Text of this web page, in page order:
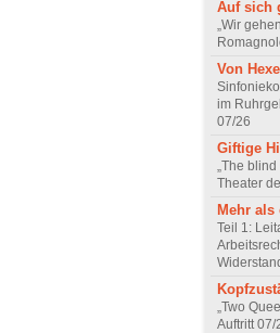
Auf sich
„Wir
Von
im
07/26
Giftige
„The
Theater
Mehr
Teil 1:
„Two
Auftritt 07/